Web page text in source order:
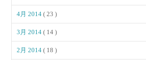
4月 2014( 23 )
3月 2014( 14 )
2月 2014( 18 )